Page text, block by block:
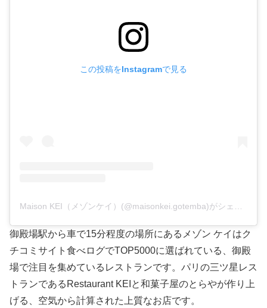
この投稿をInstagramで見る
御殿場駅から車で15分程度の場所にあるメゾン ケイはク
チコミサイト食べログでTOP5000に選ばれている、御殿
場で注目を集めているレストランです。パリの三ツ星レス
トランであるRestaurant KEIと和菓子屋のとらやが作り上
げる、空気から計算された上質なお店です。